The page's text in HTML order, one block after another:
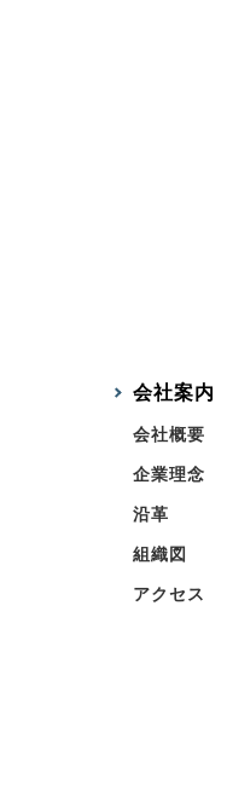
会社案内
会社概要
企業理念
沿革
組織図
アクセス